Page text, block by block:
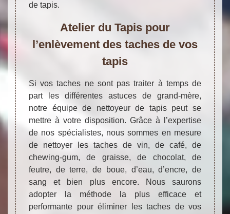
de tapis.
Atelier du Tapis pour
l’enlèvement des taches de vos
tapis
Si vos taches ne sont pas traiter à temps de
part les différentes astuces de grand-mère,
notre équipe de nettoyeur de tapis peut se
mettre à votre disposition. Grâce à l’expertise
de nos spécialistes, nous sommes en mesure
de nettoyer les taches de vin, de café, de
chewing-gum, de graisse, de chocolat, de
feutre, de terre, de boue, d’eau, d’encre, de
sang et bien plus encore. Nous saurons
adopter la méthode la plus efficace et
performante pour éliminer les taches de vos